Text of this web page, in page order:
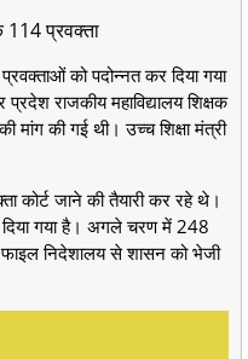
114 प्रवक्ता
को पदोन्नत कर दिया गया
राजकीय महाविद्यालय शिक्षक
की गई थी। उच्च शिक्षा मंत्री
कोर्ट जाने की तैयारी कर रहे थे।
गया है। अगले चरण में 248
फाइल निदेशालय से शासन को भेजी